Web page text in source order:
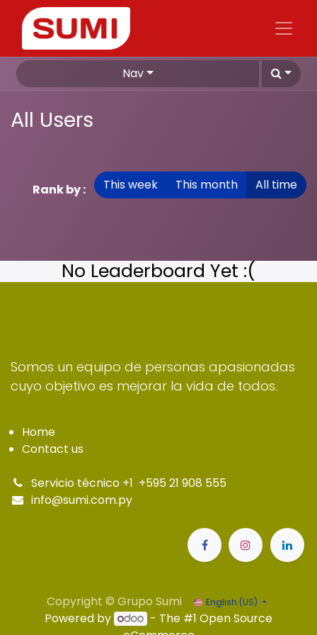
Nav
All Users
Rank by : This week This month All time
No Leaderboard Yet :(
Somos un equipo de personas apasionadas
cuyo objetivo es mejorar la vida de todos.
Home
Contact us
Servicio técnico +1 +595 21 908 555
info@sumi.com.py
Copyright © Grupo Sumi English (US)
Powered by - The #1 Open Source